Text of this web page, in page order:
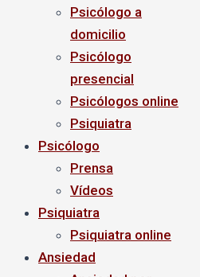
Psicólogo a
domicilio
Psicólogo
presencial
Psicólogos online
Psiquiatra
Psicólogo
Prensa
Vídeos
Psiquiatra
Psiquiatra online
Ansiedad